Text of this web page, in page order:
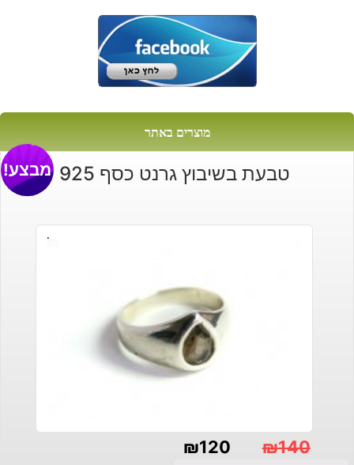
מוצרים באתר
טבעת בשיבוץ גרנט כסף 925 מבצע!
₪140
₪120